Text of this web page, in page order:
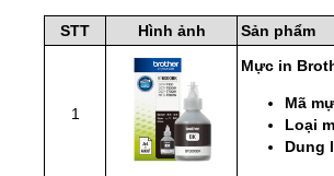
STT Hình ảnh Sản phẩm
1
Mực in
Mã
Loại
Dung